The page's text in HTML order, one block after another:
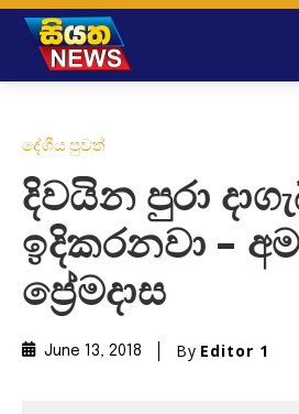
දේශීය පුවත්
දිවයින පුරා
ඉදිකරනවා –
ප්‍රේමදාස
June 13, 2018 By Editor 1